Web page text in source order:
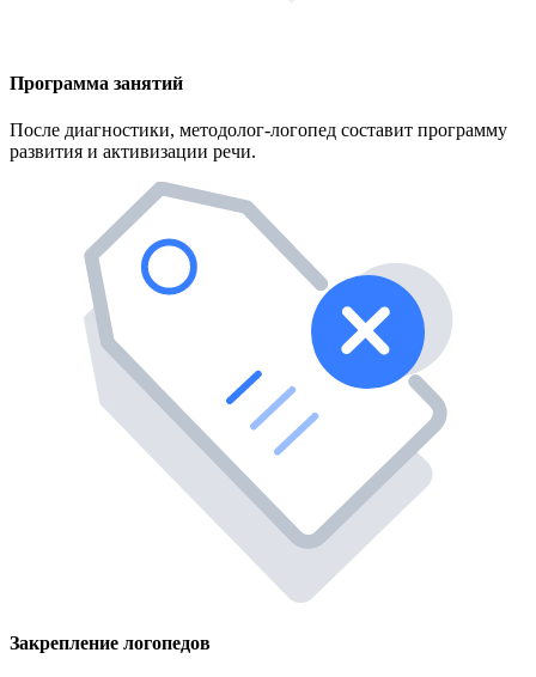
Программа занятий
После диагностики, методолог-логопед составит программу
развития и активизации речи.
Закрепление логопедов